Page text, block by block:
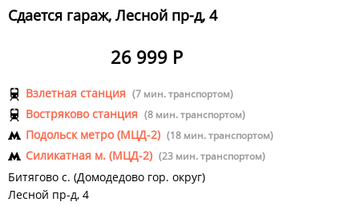
Сдается гараж, Лесной пр-д, 4
26 999 Р
Взлетная станция (7 мин. транспортом)
Востряково станция (8 мин. транспортом)
Подольск метро (МЦД-2) (18 мин. транспортом)
Силикатная м. (МЦД-2) (23 мин. транспортом)
Битягово с. (Домодедово гор. округ)
Лесной пр-д, 4